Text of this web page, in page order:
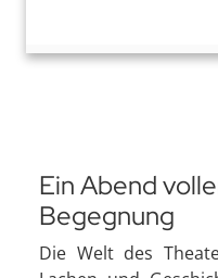
Ein Abend
Begegnung
Die Welt des